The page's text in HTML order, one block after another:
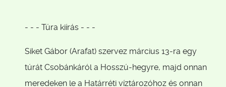
- - - Túra kiírás - - -
Siket Gábor (Arafat) szervez március 13-ra egy
túrát Csobánkáról a Hosszú-hegyre, majd onnan
meredeken le a Határréti víztározóhoz és onnan